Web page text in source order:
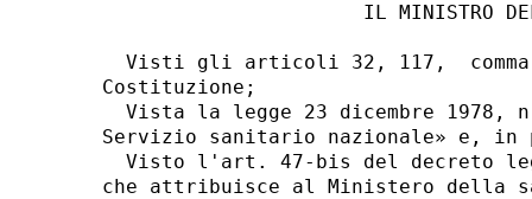
IL MINISTRO
Visti gli articoli 32, 117,
Costituzione;
Vista la legge 23 dicembre 1978,
Servizio sanitario nazionale» e,
Visto l'art. 47-bis del decreto
che attribuisce al Ministero della